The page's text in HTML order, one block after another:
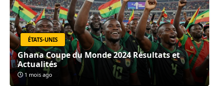
ÉTATS-UNIS
Ghana Coupe du Monde 2024 Résultats et
Actualités
1 mois ago